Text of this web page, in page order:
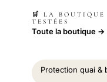
🛒 LA
TESTÉES
Toute la boutique →
Protection quai &